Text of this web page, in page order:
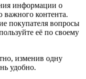
информации о
важного контента.
покупателя вопросы
её по своему
изменив одну
удобно.